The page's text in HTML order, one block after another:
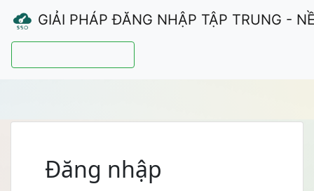
GIẢI PHÁP ĐĂNG NHẬP TẬP TRUNG -
Đăng nhập